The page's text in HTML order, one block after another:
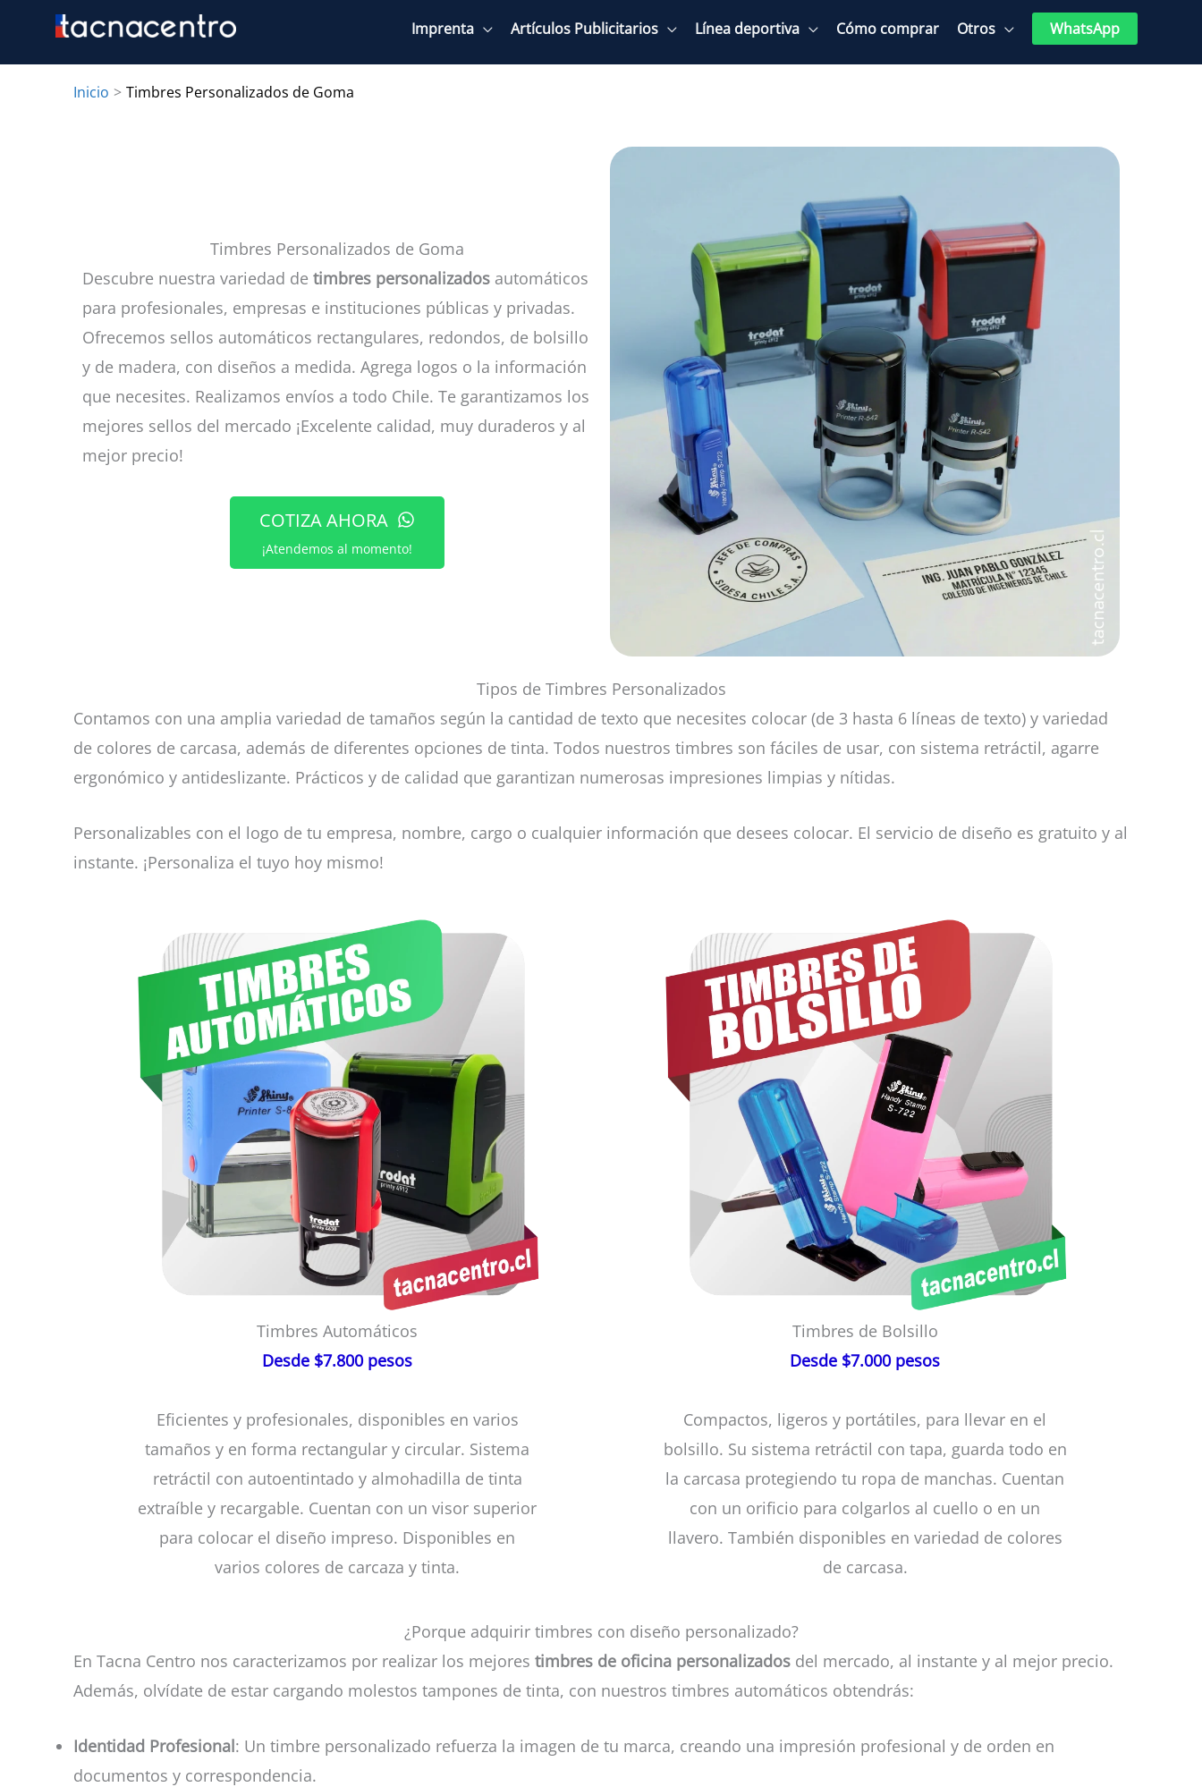
Imprenta Artículos Publicitarios Línea deportiva Cómo comprar Otros WhatsApp
Inicio Timbres Personalizados de Goma
Timbres Personalizados de Goma
Descubre nuestra variedad de timbres personalizados automáticos
para profesionales, empresas e instituciones públicas y privadas.
Ofrecemos sellos automáticos rectangulares, redondos, de bolsillo
y de madera, con diseños a medida. Agrega logos o la información
que necesites. Realizamos envíos a todo Chile. Te garantizamos los
mejores sellos del mercado ¡Excelente calidad, muy duraderos y al
mejor precio!
COTIZA AHORA
¡Atendemos al momento!
Tipos de Timbres Personalizados
Contamos con una amplia variedad de tamaños según la cantidad de texto que necesites colocar (de 3 hasta 6 líneas de texto) y variedad
de colores de carcasa, además de diferentes opciones de tinta. Todos nuestros timbres son fáciles de usar, con sistema retráctil, agarre
ergonómico y antideslizante. Prácticos y de calidad que garantizan numerosas impresiones limpias y nítidas.
Personalizables con el logo de tu empresa, nombre, cargo o cualquier información que desees colocar. El servicio de diseño es gratuito y al
instante. ¡Personaliza el tuyo hoy mismo!
Timbres Automáticos
Desde $7.800 pesos
Eficientes y profesionales, disponibles en varios
tamaños y en forma rectangular y circular. Sistema
retráctil con autoentintado y almohadilla de tinta
extraíble y recargable. Cuentan con un visor superior
para colocar el diseño impreso. Disponibles en
varios colores de carcaza y tinta.
Timbres de Bolsillo
Desde $7.000 pesos
Compactos, ligeros y portátiles, para llevar en el
bolsillo. Su sistema retráctil con tapa, guarda todo en
la carcasa protegiendo tu ropa de manchas. Cuentan
con un orificio para colgarlos al cuello o en un
llavero. También disponibles en variedad de colores
de carcasa.
¿Porque adquirir timbres con diseño personalizado?
En Tacna Centro nos caracterizamos por realizar los mejores timbres de oficina personalizados del mercado, al instante y al mejor precio.
Además, olvídate de estar cargando molestos tampones de tinta, con nuestros timbres automáticos obtendrás:
Identidad Profesional: Un timbre personalizado refuerza la imagen de tu marca, creando una impresión profesional y de orden en
documentos y correspondencia.